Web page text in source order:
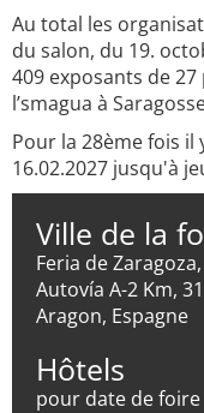
Au total les
du salon, du 19.
409 exposants de
l’smagua à
Pour la 28ème fois il
16.02.2027 jusqu'à
Ville de la
Feria de Zaragoza,
Autovía A-2 Km,
Aragon, Espagne
Hôtels
pour date de foire